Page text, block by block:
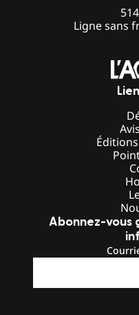
Ligne sans
Abonnez-vous